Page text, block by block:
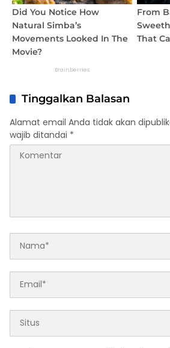
Tinggalkan Balasan
Alamat email Anda tidak akan
wajib ditandai *